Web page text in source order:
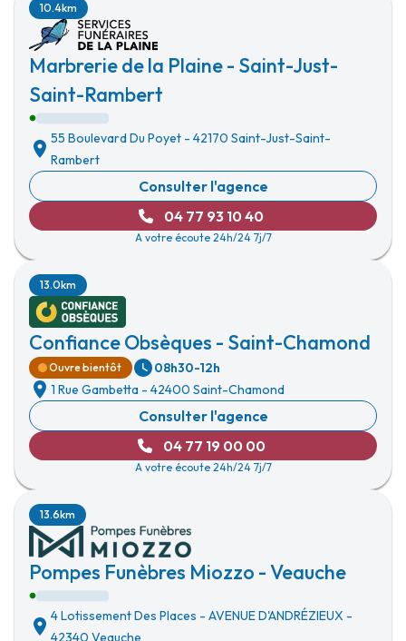
Marbrerie de la Plaine - Saint-Just-
Saint-Rambert
10.4km
55 Boulevard Du Poyet - 42170 Saint-Just-Saint-
Rambert
Consulter l'agence
04 77 93 10 40
A votre écoute 24h/24 7j/7
Confiance Obsèques - Saint-Chamond
13.0km
Ouvre bientôt
08h30-12h
1 Rue Gambetta - 42400 Saint-Chamond
Consulter l'agence
04 77 19 00 00
A votre écoute 24h/24 7j/7
Pompes Funèbres Miozzo - Veauche
13.6km
4 Lotissement Des Places - AVENUE D'ANDRÉZIEUX -
42340 Veauche